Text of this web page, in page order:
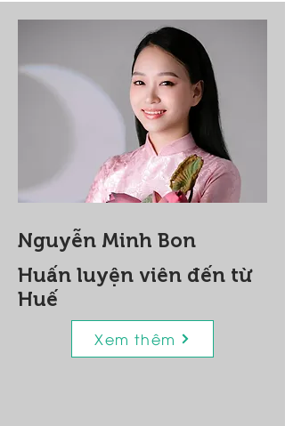
Nguyễn Minh Bon
Huấn luyện viên đến từ
Huế
Xem thêm